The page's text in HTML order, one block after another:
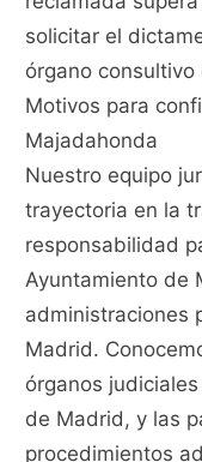
solicitar el
órgano
Motivos para
Majadahonda
Nuestro equipo
trayectoria en la
responsabilidad
Ayuntamiento de
administraciones
Madrid.
órganos
de Madrid, y las
procedimientos